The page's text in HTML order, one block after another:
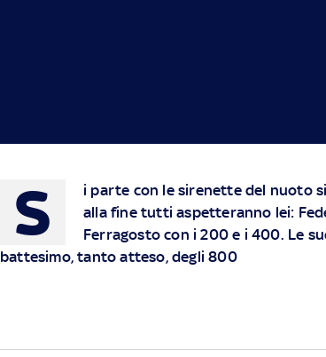
S
i parte con le sirenette del nuoto
alla fine tutti aspetteranno lei:
Ferragosto con i 200 e i 400. Le
battesimo, tanto atteso, degli 800